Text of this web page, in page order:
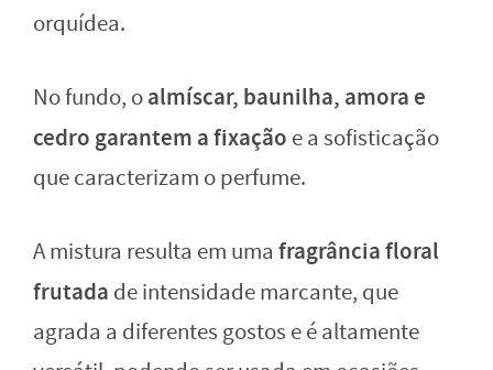
orquídea.
No fundo, oalmíscar, baunilha, amora e
cedro garantem a fixação e a sofisticação
que caracterizam o perfume.
A mistura resulta em uma fragrância floral
frutada de intensidade marcante, que
agrada a diferentes gostos e é altamente